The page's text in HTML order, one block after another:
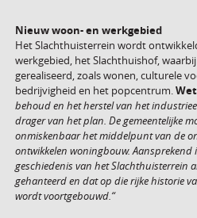
Nieuw woon- en werkgebied
Het Slachthuisterrein wordt
werkgebied, het Slachthuishof,
gerealiseerd, zoals wonen, culturele
bedrijvigheid en het popcentrum.
behoud en het herstel van het
drager van het plan. De gemeentelijke
onmiskenbaar het middelpunt van de
ontwikkelen woningbouw.
geschiedenis van het Slachthuisterrein
gehanteerd en dat op die rijke historie
wordt voortgebouwd.“